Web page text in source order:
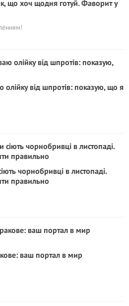
що хоч щодня готуй. Фаворит у
олійку від шпротів: показую, що я
чорнобривці в листопаді.
правильно
ваш портал в мир